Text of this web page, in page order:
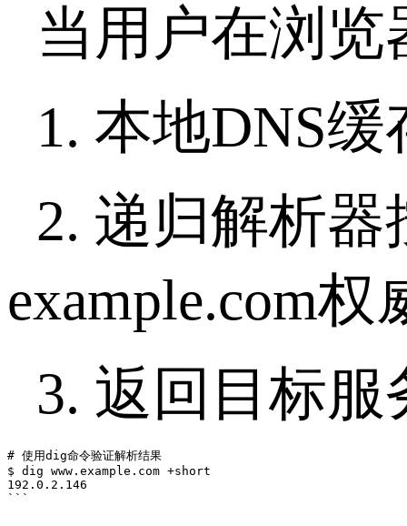
当用户在浏览
1. 本地DNS缓
2. 递归解析器
example.com权
3. 返回目标服
# 使用dig命令验证解析结果
$ dig www.example.com +short
192.0.2.146
```